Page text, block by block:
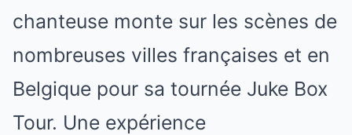
chanteuse monte sur les scènes de
nombreuses villes françaises et en
Belgique pour sa tournée Juke Box
Tour. Une expérience